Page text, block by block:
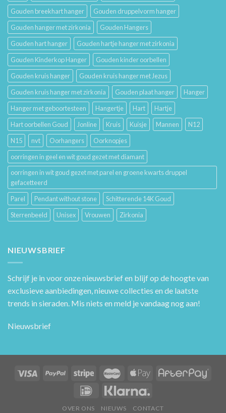
Gouden breekhart hanger
Gouden druppelvorm hanger
Gouden hanger met zirkonia
Gouden Hangers
Gouden hart hanger
Gouden hartje hanger met zirkonia
Gouden Kinderkop Hanger
Gouden kinder oorbellen
Gouden kruis hanger
Gouden kruis hanger met Jezus
Gouden kruis hanger met zirkonia
Gouden plaat hanger
Hanger
Hanger met geboortesteen
Hangertje Hart
Hartje
Hart oorbellen Goud
Jonline Kruis Kuisje Mannen
N12
N15
nvt Oorhangers
Oorknopjes
oorringen in geel en wit goud gezet met diamant
oorringen in wit goud gezet met parel en groene kwarts druppel
gefacetteerd
Parel
Pendant without stone
Schitterende 14K Goud
Sterrenbeeld
Unisex Vrouwen Zirkonia
NIEUWSBRIEF
Schrijf je in voor onze nieuwsbrief en blijf op de hoogte van
exclusieve aanbiedingen, nieuwe collecties en de laatste
trends in sieraden. Mis niets en meld je vandaag nog aan!
Nieuwsbrief
OVER ONS NIEUWS CONTACT